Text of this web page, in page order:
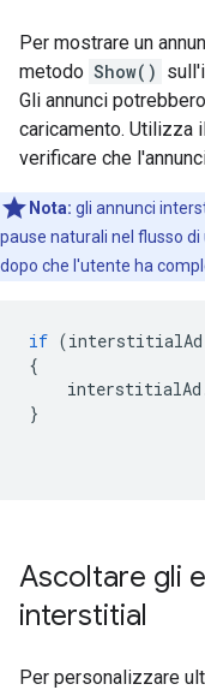
Per mostrare un
metodo Show()
Gli annunci
caricamento. Utilizza
verificare che
Nota: gli annunci
pause naturali nel flusso di
dopo che l'utente ha
if (interstitialAd
{
interstitialAd
}
Ascoltare gli
interstitial
Per personalizzare